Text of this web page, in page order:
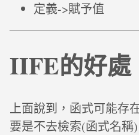
定義->賦予值
IIFE的好處
上面說到，函式可能存
要是不去檢索(函式名